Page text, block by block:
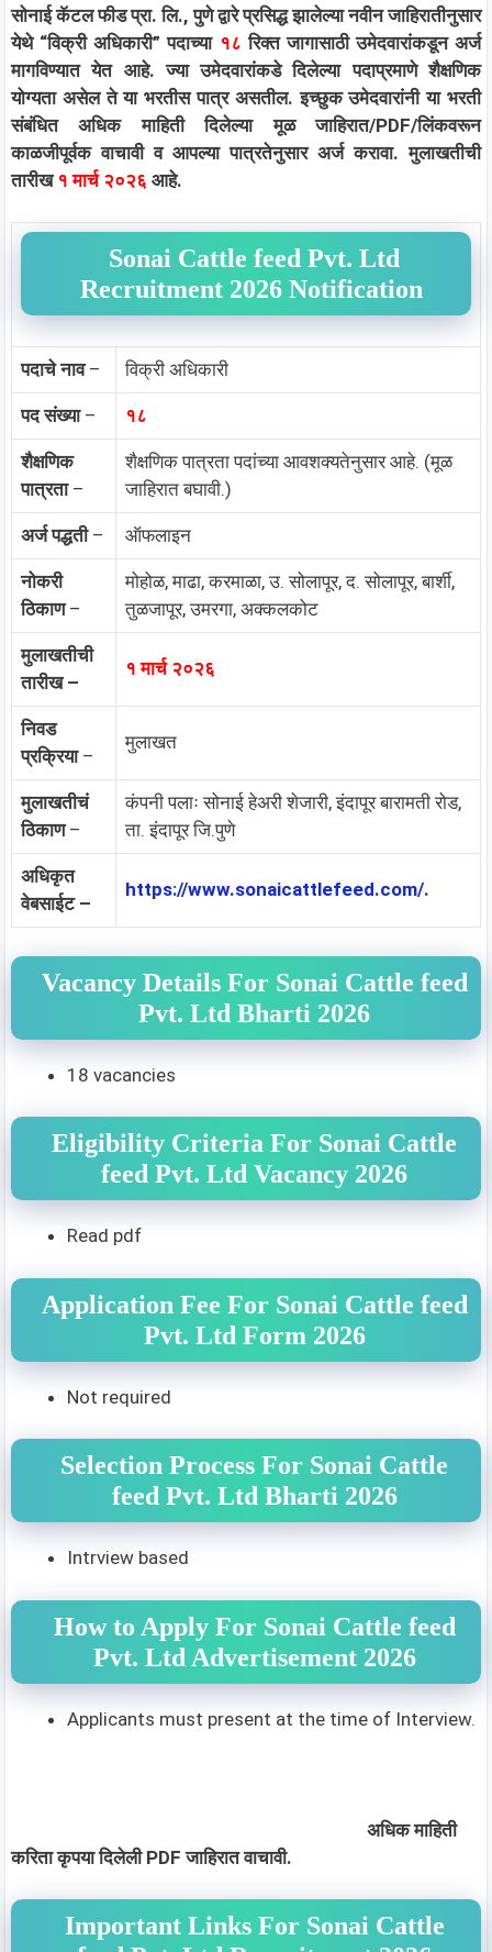
सोनाई कॅटल फीड प्रा. लि., पुणे द्वारे प्रसिद्ध झालेल्या नवीन जाहिरातीनुसार
येथे “विक्री अधिकारी” पदाच्या १८रिक्त जागासाठी उमेदवारांकडून अर्ज
मागविण्यात येत आहे. ज्या उमेदवारांकडे दिलेल्या पदाप्रमाणे शैक्षणिक
योग्यता असेल ते या भरतीस पात्र असतील. इच्छुक उमेदवारांनी या भरती
संबंधित अधिक माहिती दिलेल्या मूळ जाहिरात/PDF/लिंकवरून
काळजीपूर्वक वाचावी व आपल्या पात्रतेनुसार अर्ज करावा. मुलाखतीची
तारीख १ मार्च २०२६ आहे.
Sonai Cattle feed Pvt. Ltd
Recruitment 2026 Notification
पदाचे नाव– विक्री अधिकारी
पद संख्या– १८
शैक्षणिक
पात्रता–
शैक्षणिक पात्रता पदांच्या आवशक्यतेनुसार आहे. (मूळ
जाहिरात बघावी.)
अर्ज पद्धती– ऑफलाइन
नोकरी
ठिकाण–
मोहोळ, माढा, करमाळा, उ. सोलापूर, द. सोलापूर, बार्शी,
तुळजापूर, उमरगा, अक्कलकोट
मुलाखतीची
तारीख –
१ मार्च २०२६
निवड
प्रक्रिया–
मुलाखत
मुलाखतीचं
ठिकाण–
कंपनी पलाः सोनाई हेअरी शेजारी, इंदापूर बारामती रोड,
ता. इंदापूर जि.पुणे
अधिकृत
वेबसाईट –
https://www.sonaicattlefeed.com/.
Vacancy Details For Sonai Cattle feed
Pvt. Ltd Bharti 2026
18 vacancies
Eligibility Criteria For Sonai Cattle
feed Pvt. Ltd Vacancy 2026
Read pdf
Application Fee For Sonai Cattle feed
Pvt. Ltd Form 2026
Not required
Selection Process For Sonai Cattle
feed Pvt. Ltd Bharti 2026
Intrview based
How to Apply For Sonai Cattle feed
Pvt. Ltd Advertisement 2026
Applicants must present at the time of Interview.
अधिक माहिती
करिता कृपया दिलेली PDF जाहिरात वाचावी.
Important Links For Sonai Cattle